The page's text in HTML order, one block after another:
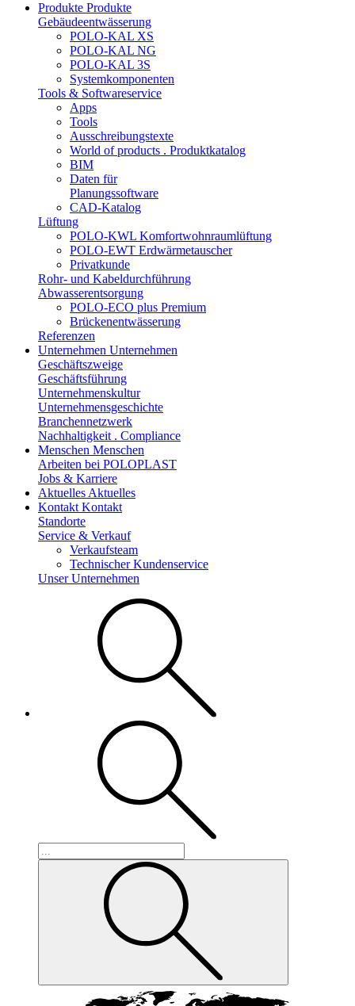
Produkte Produkte
Gebäudeentwässerung
POLO-KAL XS
POLO-KAL NG
POLO-KAL 3S
Systemkomponenten
Tools & Softwareservice
Apps
Tools
Ausschreibungstexte
World of products . Produktkatalog
BIM
Daten für
Planungssoftware
CAD-Katalog
Lüftung
POLO-KWL Komfortwohnraumlüftung
POLO-EWT Erdwärmetauscher
Privatkunde
Rohr- und Kabeldurchführung
Abwasserentsorgung
POLO-ECO plus Premium
Brückenentwässerung
Referenzen
Unternehmen Unternehmen
Geschäftszweige
Geschäftsführung
Unternehmenskultur
Unternehmensgeschichte
Branchennetzwerk
Nachhaltigkeit . Compliance
Menschen Menschen
Arbeiten bei POLOPLAST
Jobs & Karriere
Aktuelles Aktuelles
Kontakt Kontakt
Standorte
Service & Verkauf
Verkaufsteam
Technischer Kundenservice
Unser Unternehmen